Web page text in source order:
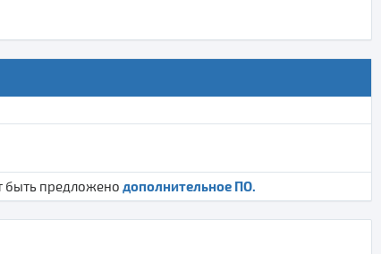
быть предложено дополнительное ПО.